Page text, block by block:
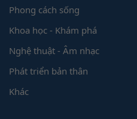
Phong cách sống
Khoa học - Khám phá
Nghệ thuật - Âm nhạc
Phát triển bản thân
Khác